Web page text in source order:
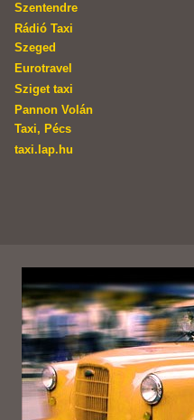
Szentendre
Rádió Taxi
Szeged
Eurotravel
Sziget taxi
Pannon Volán
Taxi, Pécs
taxi.lap.hu